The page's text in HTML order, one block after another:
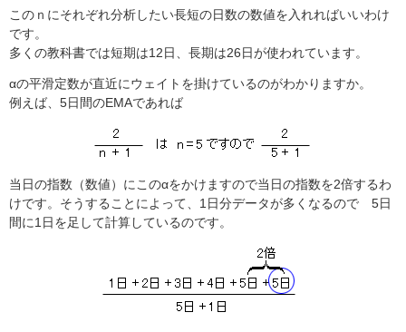
このｎにそれぞれ分析したい長短の日数の数値を入れればいいわけ
です。
多くの教科書では短期は12日、長期は26日が使われています。
αの平滑定数が直近にウェイトを掛けているのがわかりますか。
例えば、5日間のEMAであれば
当日の指数（数値）にこのαをかけますので当日の指数を2倍するわ
けです。そうすることによって、1日分データが多くなるので 5日
間に1日を足して計算しているのです。